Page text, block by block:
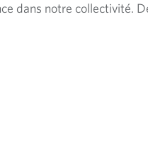
dans notre collectivité.